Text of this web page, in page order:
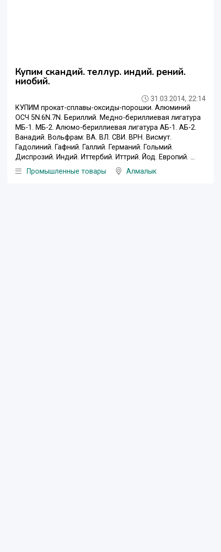
Купим скандий. теллур. индий. рений.
ниобий.
31.03.2014, 22:14
КУПИМ прокат-сплавы-оксиды-порошки. Алюминий
ОСЧ 5N.6N.7N. Бериллий. Медно-бериллиевая лигатура
МБ-1. МБ-2. Алюмо-бериллиевая лигатура АБ-1. АБ-2.
Ванадий. Вольфрам: ВА. ВЛ. СВИ. ВРН. Висмут.
Гадолиний. Гафний. Галлий. Германий. Гольмий.
Диспрозий. Индий. Иттербий. Иттрий. Йод. Европий. ...
Промышленные товары
Алмалык